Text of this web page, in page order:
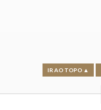
IR AO TOPO ▲